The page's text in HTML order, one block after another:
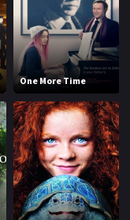
One More Time